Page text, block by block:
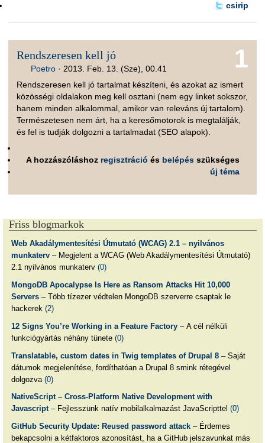
csirip
1
Rendszeresen kell jó
Poetro · 2013. Feb. 13. (Sze), 00.41
Rendszeresen kell jó tartalmat készíteni, és azokat az ismert
közösségi oldalakon meg kell osztani (nem egy linket sokszor,
hanem minden alkalommal, amikor van releváns új tartalom).
Természetesen nem árt, ha a keresőmotorok is megtalálják,
és fel is tudják dolgozni a tartalmadat (SEO alapok).
A hozzászóláshoz regisztráció és belépés szükséges
új téma
Friss blogmarkok
Web Akadálymentesítési Útmutató (WCAG) 2.1 – nyilvános
munkaterv– Megjelent a WCAG (Web Akadálymentesítési Útmutató)
2.1 nyilvános munkaterv (0)
MongoDB Apocalypse Is Here as Ransom Attacks Hit 10,000
Servers– Több tízezer védtelen MongoDB szerverre csaptak le
hackerek (2)
12 Signs You’re Working in a Feature Factory– A cél nélküli
funkciógyártás néhány tünete (0)
Translatable, custom dates in Twig templates of Drupal 8– Saját
dátumok megjelenítése, fordíthatóan a Drupal 8 smink rétegével
dolgozva (0)
NativeScript – Cross-Platform Native Development with
Javascript– Fejlesszünk natív mobilalkalmazást JavaScripttel (0)
GitHub Security Update: Reused password attack– Érdemes
bekapcsolni a kétfaktoros azonosítást, ha a GitHub jelszavunkat más